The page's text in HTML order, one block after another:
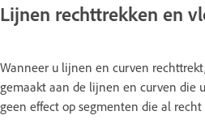
Lijnen rechttrekken en
Wanneer u lijnen en curven
gemaakt aan de lijnen en curven die
geen effect op segmenten die al recht